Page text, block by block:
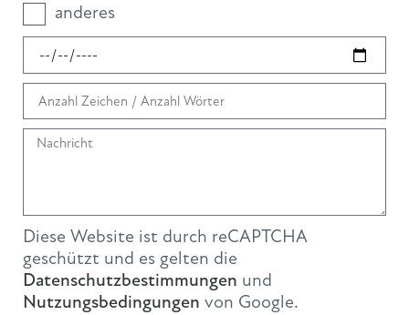
anderes
Diese Website ist durch reCAPTCHA
geschützt und es gelten die
Datenschutzbestimmungen und
Nutzungsbedingungen von Google.